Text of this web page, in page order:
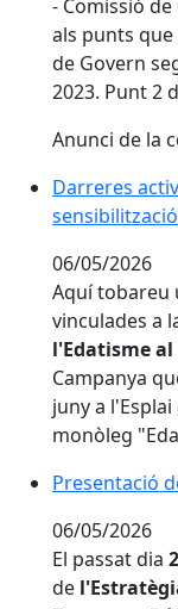
- Comissió
als punts que
de Govern
2023. Punt 2
Anunci de la
Darreres
Darreres
06/05/2026
Aquí tobareu
vinculades a
l'Edatisme
Campanya
juny a
monòleg
Presentació
Presentació
06/05/2026
El passat dia
de